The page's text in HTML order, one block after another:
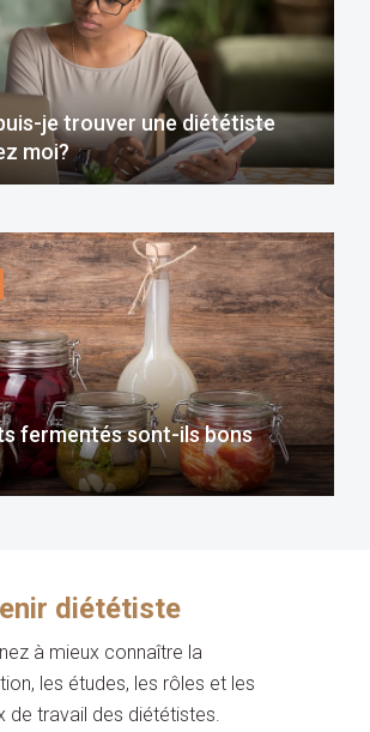
je trouver une diététiste
moi?
fermentés sont-ils bons
diététiste
à mieux connaître la
les études, les rôles et les
de travail des diététistes.